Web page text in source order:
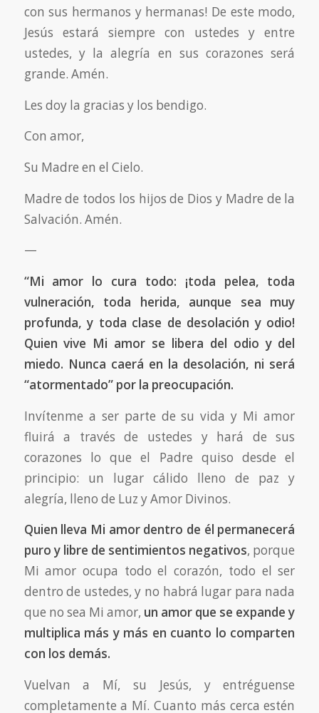
con sus hermanos y hermanas! De este modo,
Jesús estará siempre con ustedes y entre
ustedes, y la alegría en sus corazones será
grande. Amén.
Les doy la gracias y los bendigo.
Con amor,
Su Madre en el Cielo.
Madre de todos los hijos de Dios y Madre de la
Salvación. Amén.
—
“Mi amor lo cura todo: ¡toda pelea, toda
vulneración, toda herida, aunque sea muy
profunda, y toda clase de desolación y odio!
Quien vive Mi amor se libera del odio y del
miedo. Nunca caerá en la desolación, ni será
“atormentado” por la preocupación.
Invítenme a ser parte de su vida y Mi amor
fluirá a través de ustedes y hará de sus
corazones lo que el Padre quiso desde el
principio: un lugar cálido lleno de paz y
alegría, lleno de Luz y Amor Divinos.
Quien lleva Mi amor dentro de él permanecerá
puro y libre de sentimientos negativos, porque
Mi amor ocupa todo el corazón, todo el ser
dentro de ustedes, y no habrá lugar para nada
que no sea Mi amor, un amor que se expande y
multiplica más y más en cuanto lo comparten
con los demás.
Vuelvan a Mí, su Jesús, y entréguense
completamente a Mí. Cuanto más cerca estén